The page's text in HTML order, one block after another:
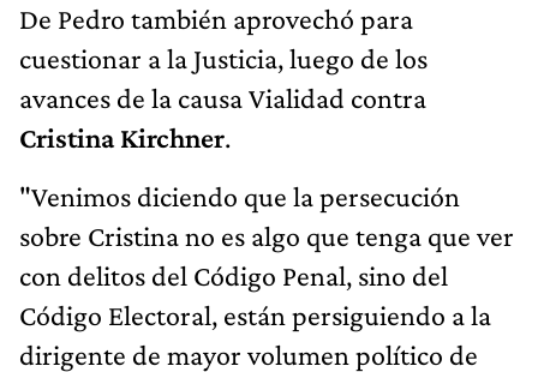
De Pedro también aprovechó para
cuestionar a la Justicia, luego de los
avances de la causa Vialidad contra
Cristina Kirchner.
"Venimos diciendo que la persecución
sobre Cristina no es algo que tenga que ver
con delitos del Código Penal, sino del
Código Electoral, están persiguiendo a la
dirigente de mayor volumen político de